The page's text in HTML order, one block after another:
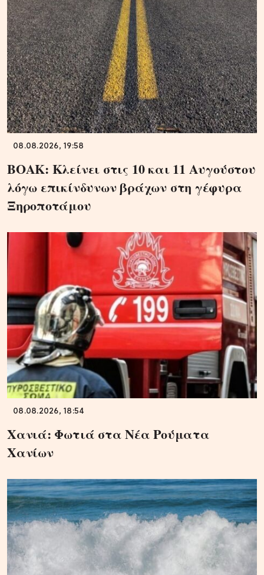
08.08.2026, 19:58
ΒΟΑΚ: Κλείνει στις 10 και 11 Αυγούστου
λόγω επικίνδυνων βράχων στη γέφυρα
Ξηροποτάμου
08.08.2026, 18:54
Χανιά: Φωτιά στα Νέα Ρούματα
Χανίων